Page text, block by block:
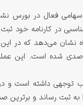
سهامی فعال در
در کارنامه خود
افق ملت موفق به کسب سود 232